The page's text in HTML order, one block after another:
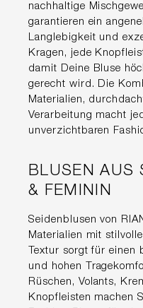
nachhaltige
garantieren ein
Langlebigkeit und
Kragen, jede
damit Deine Bluse
gerecht wird. Die
Materialien,
Verarbeitung macht
unverzichtbaren
BLUSEN AUS
& FEMININ
Seidenblusen von
Materialien mit
Textur sorgt für einen
und hohen
Rüschen, Volants,
Knopfleisten machen